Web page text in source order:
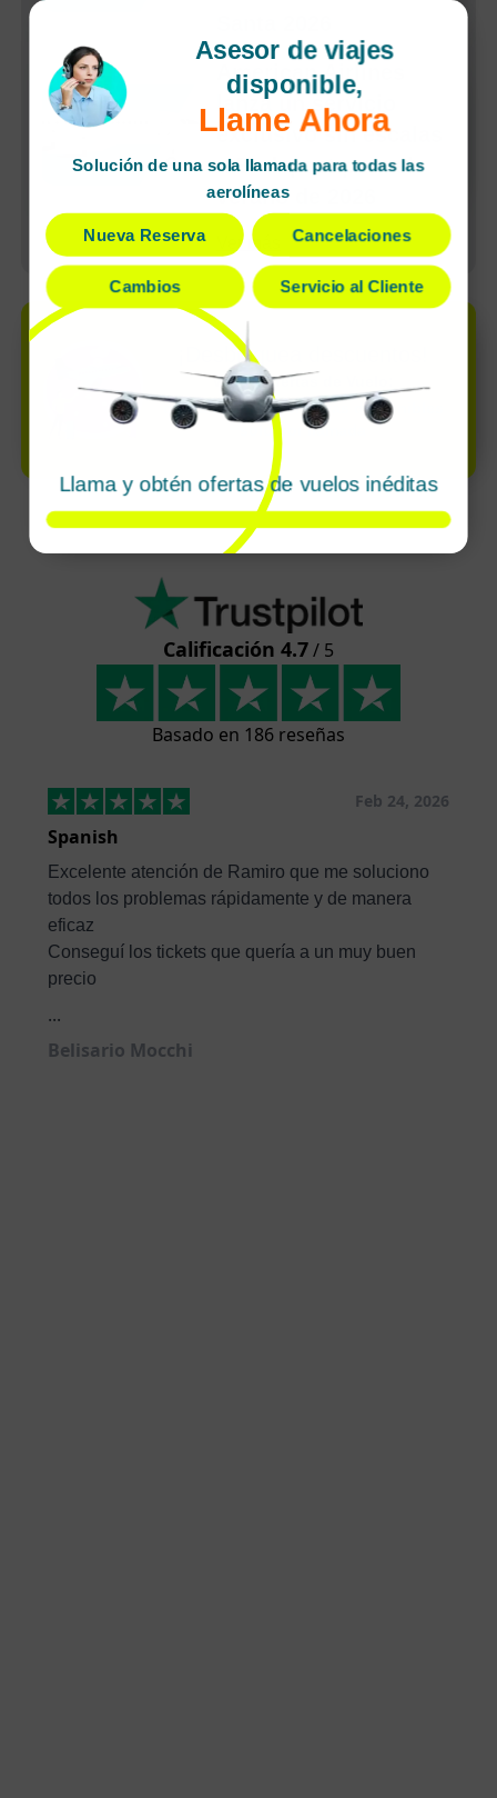
American Airlines
lanza un servicio
exclusivo sin escalas
a Budapest para el
verano de 2026
Ver más
¡Desbloquea descuentos!
Varios Ofertas de Vuelo:
ofertas súper exclusivas disponibles
solo por llamada
Calificación 4.7/ 5
Basado en 186 reseñas
Feb 24, 2026
Spanish
Excelente atención de Ramiro que me soluciono
todos los problemas rápidamente y de manera
eficaz
Conseguí los tickets que quería a un muy buen
precio
...
Belisario Mocchi
Asesor de viajes
disponible,
Llame Ahora
Solución de una sola llamada para todas las
aerolíneas
Nueva Reserva Cancelaciones
Cambios Servicio al Cliente
Llama y obtén ofertas de vuelos inéditas